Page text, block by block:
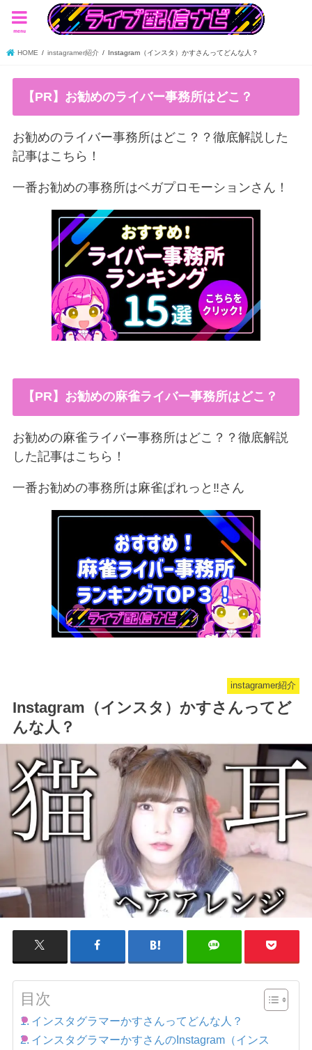
menu
HOME instagramer紹介 Instagram（インスタ）かすさんってどんな人？
【PR】お勧めのライバー事務所はどこ？
お勧めのライバー事務所はどこ？？徹底解説した
記事はこちら！
一番お勧めの事務所はベガプロモーションさん！
【PR】お勧めの麻雀ライバー事務所はどこ？
お勧めの麻雀ライバー事務所はどこ？？徹底解説
した記事はこちら！
一番お勧めの事務所は麻雀ぱれっと‼︎さん
instagramer紹介
Instagram（インスタ）かすさんってど
んな人？
目次
インスタグラマーかすさんってどんな人？
インスタグラマーかすさんのInstagram（インス